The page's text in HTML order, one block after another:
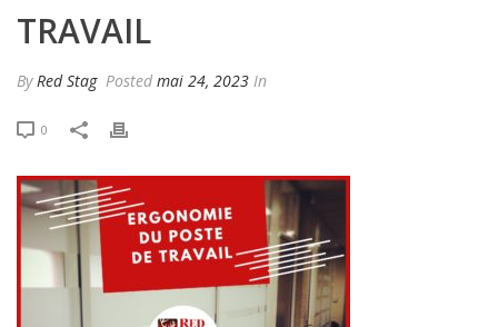
TRAVAIL
ByRed Stag Posted mai 24, 2023 In
0